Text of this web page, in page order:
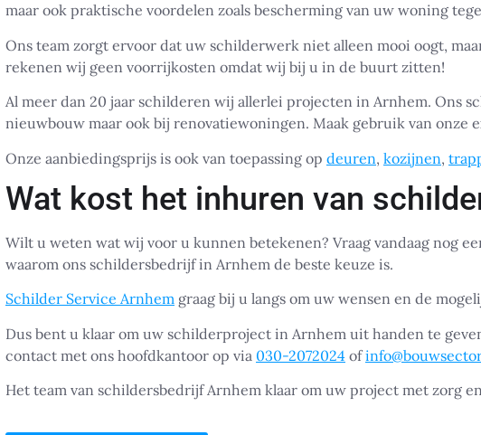
maar ook praktische voordelen zoals bescherming van uw woning
Ons team zorgt ervoor dat uw schilderwerk niet alleen mooi oogt,
rekenen wij geen voorrijkosten omdat wij bij u in de buurt zitten!
Al meer dan 20 jaar schilderen wij allerlei projecten in Arnhem. Ons
nieuwbouw maar ook bij renovatiewoningen. Maak gebruik van onze
Onze aanbiedingsprijs is ook van toepassing op deuren, kozijnen,
Wat kost het inhuren van
Wilt u weten wat wij voor u kunnen betekenen? Vraag vandaag nog
waarom ons schildersbedrijf in Arnhem de beste keuze is.
Schilder Service Arnhem graag bij u langs om uw wensen en de
Dus bent u klaar om uw schilderproject in Arnhem uit handen te
contact met ons hoofdkantoor op via 030-2072024 of
Het team van schildersbedrijf Arnhem klaar om uw project met zorg